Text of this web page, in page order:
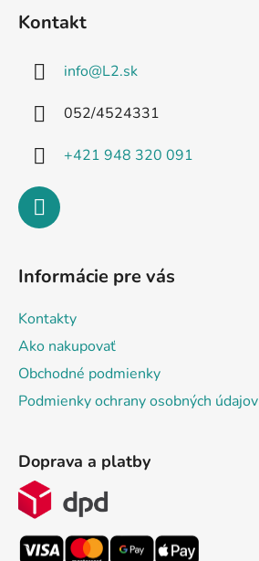
Kontakt
info@L2.sk
052/4524331
+421 948 320 091
Informácie pre vás
Kontakty
Ako nakupovať
Obchodné podmienky
Podmienky ochrany osobných údajov
Doprava a platby